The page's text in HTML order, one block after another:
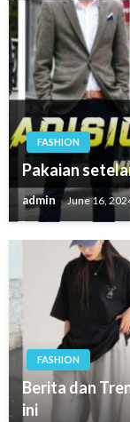
FASHION
Pakaian
admin June 16,
FASHION
Berita dan
ini